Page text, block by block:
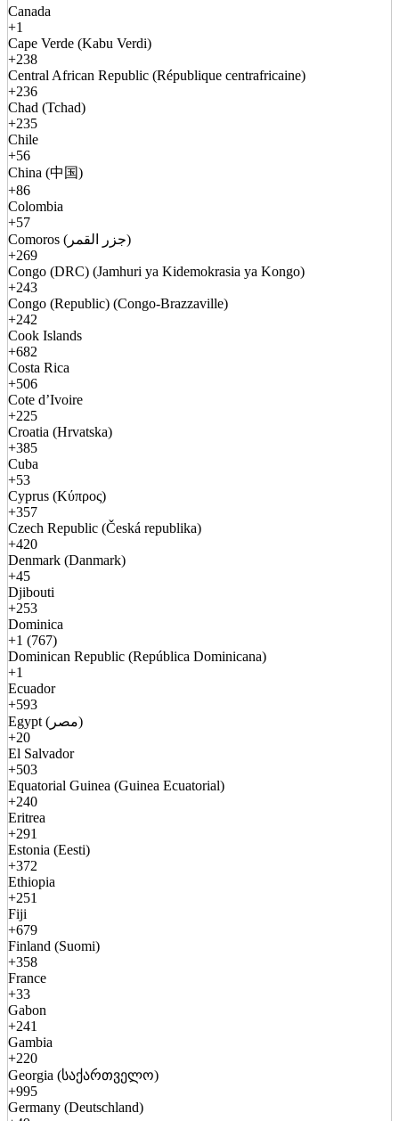
Canada
+1
Cape Verde (Kabu Verdi)
+238
Central African Republic (République centrafricaine)
+236
Chad (Tchad)
+235
Chile
+56
China (中国)
+86
Colombia
+57
Comoros (جزر القمر)
+269
Congo (DRC) (Jamhuri ya Kidemokrasia ya Kongo)
+243
Congo (Republic) (Congo-Brazzaville)
+242
Cook Islands
+682
Costa Rica
+506
Cote d’Ivoire
+225
Croatia (Hrvatska)
+385
Cuba
+53
Cyprus (Κύπρος)
+357
Czech Republic (Česká republika)
+420
Denmark (Danmark)
+45
Djibouti
+253
Dominica
+1 (767)
Dominican Republic (República Dominicana)
+1
Ecuador
+593
Egypt (مصر)
+20
El Salvador
+503
Equatorial Guinea (Guinea Ecuatorial)
+240
Eritrea
+291
Estonia (Eesti)
+372
Ethiopia
+251
Fiji
+679
Finland (Suomi)
+358
France
+33
Gabon
+241
Gambia
+220
Georgia (საქართველო)
+995
Germany (Deutschland)